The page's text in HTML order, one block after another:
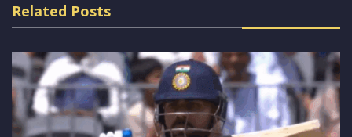
Related Posts